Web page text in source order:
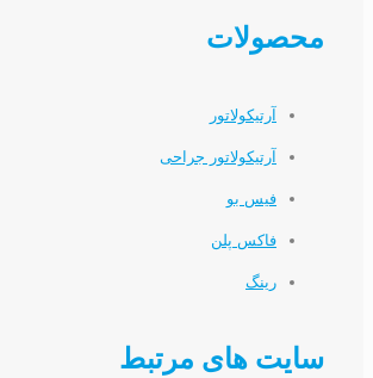
محصولات
آرتیکولاتور
آرتیکولاتور جراحی
فیس بو
فاکس پلن
رینگ
سایت های مرتبط